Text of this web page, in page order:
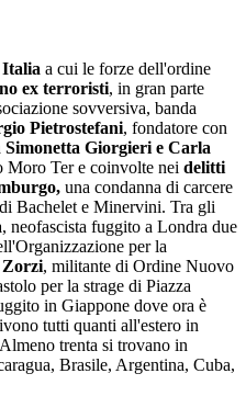
a cui le forze dell'ordine
ex terroristi, in gran parte
sovversiva, banda
Pietrostefani, fondatore con
Simonetta Giorgieri e Carla
Moro Ter e coinvolte nei delitti
una condanna di carcere
Bachelet e Minervini. Tra gli
, neofascista fuggito a Londra due
per la
Zorzi, militante di Ordine Nuovo
per la strage di Piazza
in Giappone dove ora è
tutti quanti all'estero in
trenta si trovano in
Brasile, Argentina, Cuba,